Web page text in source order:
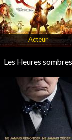
Acteur
Les Heures sombres